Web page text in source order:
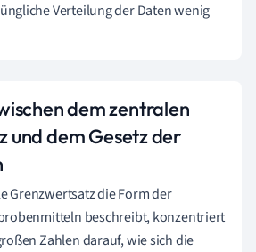
Verteilung der Daten wenig
dem zentralen
und dem Gesetz der
Grenzwertsatz die Form der
beschreibt, konzentriert
Zahlen darauf, wie sich die